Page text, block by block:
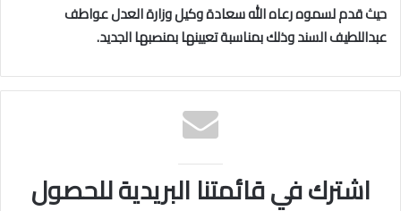
حيث قدم لسموه رعاه الله سعادة وكيل وزارة العدل عواطف
عبداللطيف السند وذلك بمناسبة تعيينها بمنصبها الجديد.
اشترك في قائمتنا البريدية للحصول